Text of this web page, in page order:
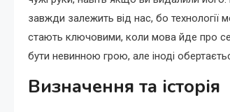
завжди залежить від нас, бо технології
стають ключовими, коли мова йде про
бути невинною грою, але іноді
Визначення та історія